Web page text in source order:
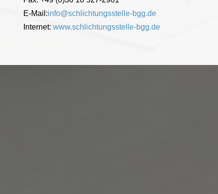
E-Mail:info@schlichtungsstelle-bgg.de
Internet: www.schlichtungsstelle-bgg.de